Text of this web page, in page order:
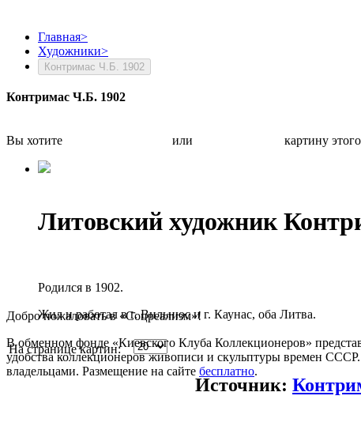
Главная>
Художники>
Контримас Ч.Б. 1902
Контримас Ч.Б. 1902
Вы хотите или картину
Литовский художник
Родился в 1902.
Жил и работал в г. Вильнюс и г. Каунас, оба Литва.
На странице картин:
Источник:
Добро пожаловать в «Соцреализм»!
В обменном фонде «Киевского Клуба Коллекционеров»
удобства коллекционеров живописи и скульптуры времен
владельцами. Размещение на сайте бесплатно.